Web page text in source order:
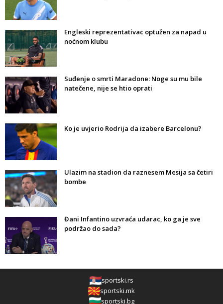
Engleski reprezentativac optužen za napad u
noćnom klubu
Suđenje o smrti Maradone: Noge su mu bile
natečene, nije se htio oprati
Ko je uvjerio Rodrija da izabere Barcelonu?
Ulazim na stadion da raznesem Mesija sa četiri
bombe
Đani Infantino uzvraća udarac, ko ga je sve
podržao do sada?
sportski.rs
sportski.mk
sportski.bg